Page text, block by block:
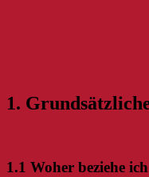
1.
1.1 Woher beziehe